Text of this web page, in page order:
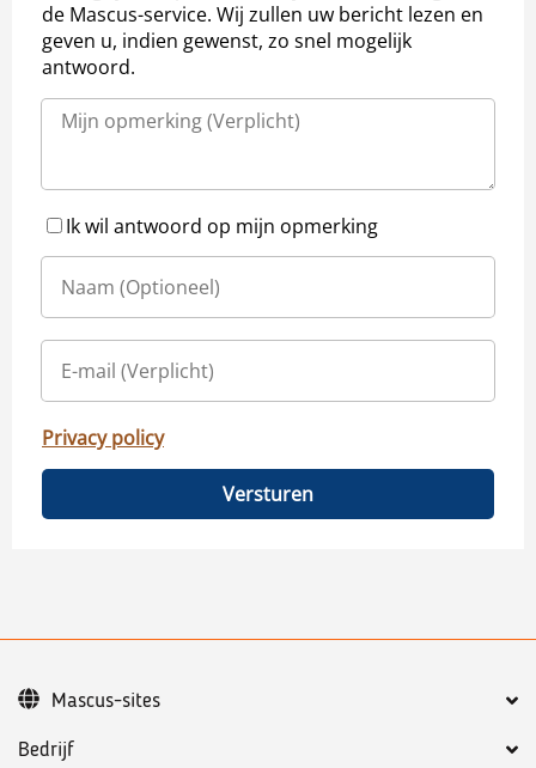
de Mascus-service. Wij zullen uw bericht lezen en
geven u, indien gewenst, zo snel mogelijk
antwoord.
Ik wil antwoord op mijn opmerking
Privacy policy
Versturen
Bedrijf
Mascus-sites